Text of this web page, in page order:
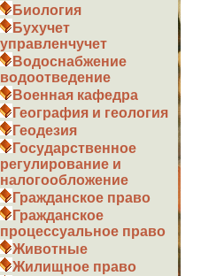
Биология
Бухучет
управленчучет
Водоснабжение
водоотведение
Военная кафедра
География и геология
Геодезия
Государственное
регулирование и
налогообложение
Гражданское право
Гражданское
процессуальное право
Животные
Жилищное право